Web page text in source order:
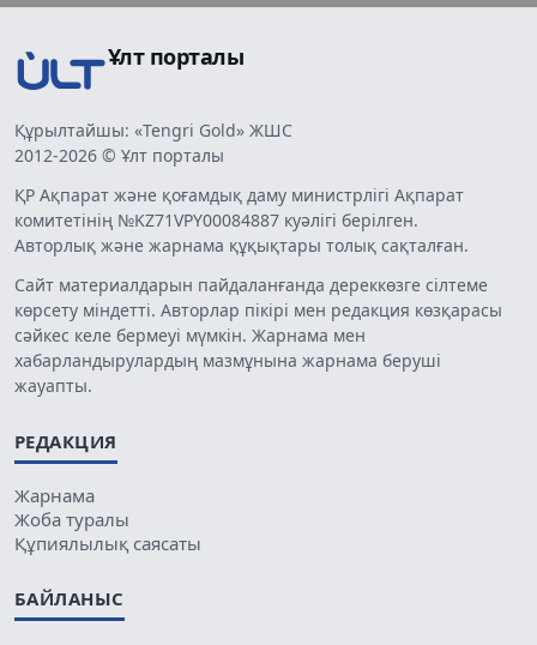
Ұлт порталы
Құрылтайшы: «Tengri Gold» ЖШС
2012-2026 © Ұлт порталы
ҚР Ақпарат және қоғамдық даму министрлігі Ақпарат
комитетінің №KZ71VPY00084887 куәлігі берілген.
Авторлық және жарнама құқықтары толық сақталған.
Сайт материалдарын пайдаланғанда дереккөзге сілтеме
көрсету міндетті. Авторлар пікірі мен редакция көзқарасы
сәйкес келе бермеуі мүмкін. Жарнама мен
хабарландырулардың мазмұнына жарнама беруші
жауапты.
РЕДАКЦИЯ
Жарнама
Жоба туралы
Құпиялылық саясаты
БАЙЛАНЫС